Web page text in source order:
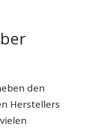
den
Herstellers